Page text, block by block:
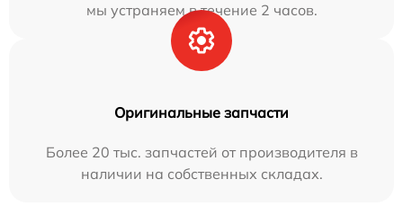
мы устраняем в течение 2 часов.
Оригинальные запчасти
Более 20 тыс. запчастей от производителя в
наличии на собственных складах.